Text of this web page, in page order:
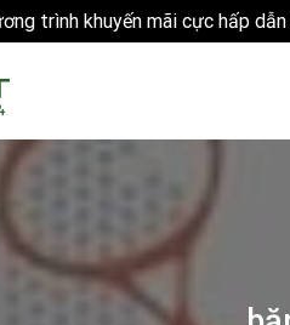
trình khuyến mãi cực hấp